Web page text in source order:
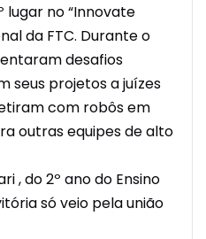
lugar no “Innovate
da FTC. Durante o
desafios
seus projetos a juízes
com robôs em
outras equipes de alto
, do 2º ano do Ensino
só veio pela união